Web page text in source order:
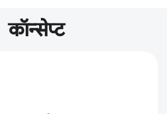
कॉन्सेप्ट